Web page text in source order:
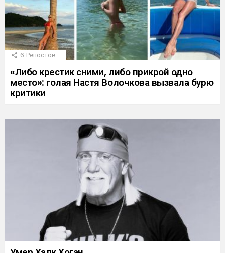
6 Репостов
«Либо крестик сними, либо прикрой одно
место»: голая Настя Волочкова вызвала бурю
критики